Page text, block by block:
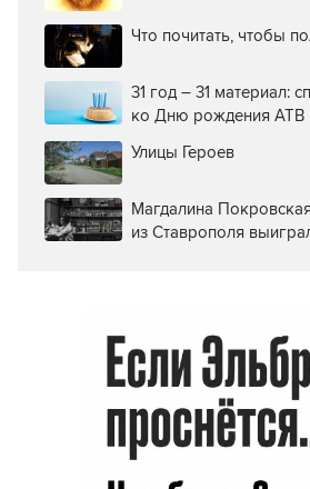
Что почитать, чтобы
31 год – 31 материал:
ко Дню рождения АТВ
Улицы Героев
Магдалина
из Ставрополя